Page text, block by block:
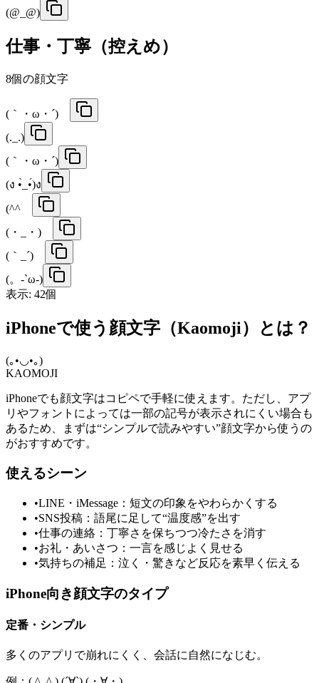
(@_@)
仕事・丁寧（控えめ）
8個の顔文字
(｀・ω・´)ゞ
(._.)
(｀・ω・´)
(ง •̀_•́)ง
(^^ゞ
(・_・)ゞ
(｀_´)ゞ
(。-`ω-)
表示: 42個
iPhoneで使う顔文字（Kaomoji）とは？
(｡•◡•｡)
KAOMOJI
iPhoneでも顔文字はコピペで手軽に使えます。ただし、アプ
リやフォントによっては一部の記号が表示されにくい場合も
あるため、まずは“シンプルで読みやすい”顔文字から使うの
がおすすめです。
使えるシーン
•LINE・iMessage：短文の印象をやわらかくする
•SNS投稿：語尾に足して“温度感”を出す
•仕事の連絡：丁寧さを保ちつつ冷たさを消す
•お礼・あいさつ：一言を感じよく見せる
•気持ちの補足：泣く・驚きなど反応を素早く伝える
iPhone向き顔文字のタイプ
定番・シンプル
多くのアプリで崩れにくく、会話に自然になじむ。